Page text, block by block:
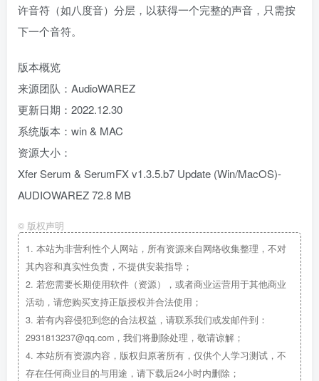
许音符（如八度音）分层，以获得一个完整的声音，只需按
下一个音符。
版本概览
来源团队：AudioWAREZ
更新日期：2022.12.30
系统版本：win & MAC
资源大小：
Xfer Serum & SerumFX v1.3.5.b7 Update (Win/MacOS)-
AUDIOWAREZ 72.8 MB
© 版权声明
1. 本站为非营利性个人网站，所有资源来自网络收集整理，不对
其内容和真实性负责，不提供安装指导；
2. 若您需要长期使用软件（资源），或者商业运营用于其他商业
活动，请您购买支持正版授权并合法使用；
3. 若有内容侵犯到您的合法权益，请联系我们或发邮件到：
2931813237@qq.com，我们将删除处理，敬请谅解；
4. 本站所有资源内容，版权归原著所有，仅供个人学习测试，不
存在任何商业目的与用途，请下载后24小时内删除；